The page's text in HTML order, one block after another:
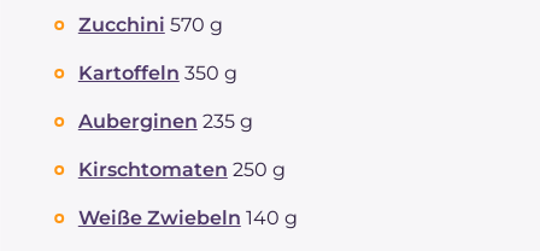
REZEPTLESEN
davon gesättigte Fettsäuren
Ballaststoffe
Zucchini 570 g
Kartoffeln 350 g
Auberginen 235 g
Kirschtomaten 250 g
Weiße Zwiebeln 140 g